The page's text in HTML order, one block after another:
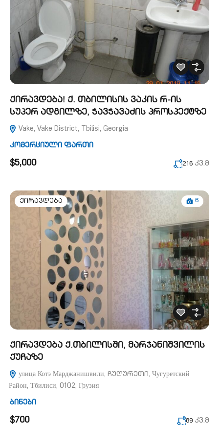
ქირავდება! ქ. თბილისის ვაკის რ-ის
სუპერ ადგილზე, ჭავჭავაძის პროსპექტზე
Vake, Vake District, Tbilisi, Georgia
კომერციული ფართი
$5,000 216 კვ.მ
ქირავდება 6
ქირავდება ქ.თბილისში, მარჯანიშვილის
ქუჩაზე
улица Котэ Марджанишвили, ჩუღურეთი, Чугуретский
Район, Тбилиси, 0102, Грузия
ბინები
$700 89 კვ.მ